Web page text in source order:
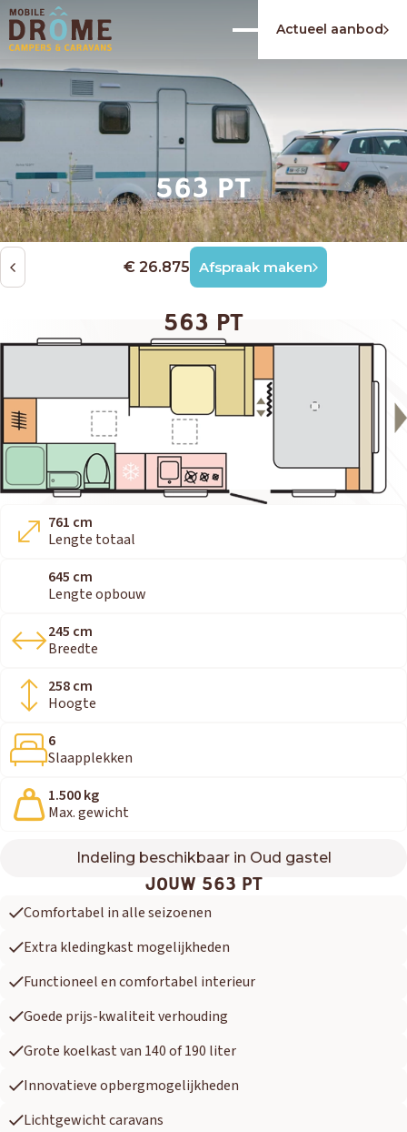
Actueel aanbod
563 PT
€ 26.875 Afspraak maken
563 PT
761 cm
Lengte totaal
645 cm
Lengte opbouw
245 cm
Breedte
258 cm
Hoogte
6
Slaapplekken
1.500 kg
Max. gewicht
Indeling beschikbaar in Oud gastel
563 PT
JOUW 563 PT
Comfortabel in alle seizoenen
Extra kledingkast mogelijkheden
Functioneel en comfortabel interieur
Goede prijs-kwaliteit verhouding
Grote koelkast van 140 of 190 liter
Innovatieve opbergmogelijkheden
Lichtgewicht caravans